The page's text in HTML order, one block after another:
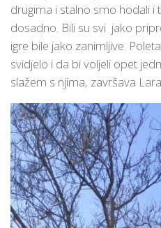
drugima i stalno smo hodali i
dosadno. Bili su svi jako
igre bile jako zanimljive.
svidjelo i da bi voljeli opet
slažem s njima, završava